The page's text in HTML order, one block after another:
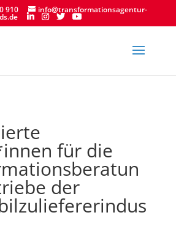
910 info@transformationsagentur-
für die
der